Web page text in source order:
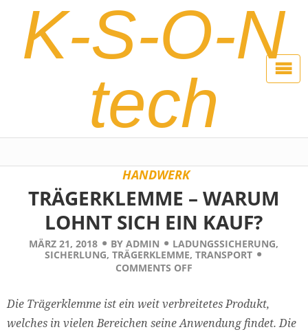
K-S-O-N
tech
HANDWERK
TRÄGERKLEMME – WARUM
LOHNT SICH EIN KAUF?
MÄRZ 21, 2018 BYADMIN LADUNGSSICHERUNG,
SICHERLUNG,TRÄGERKLEMME,TRANSPORT
COMMENTS OFF
Die Trägerklemme ist ein weit verbreitetes Produkt,
welches in vielen Bereichen seine Anwendung findet. Die